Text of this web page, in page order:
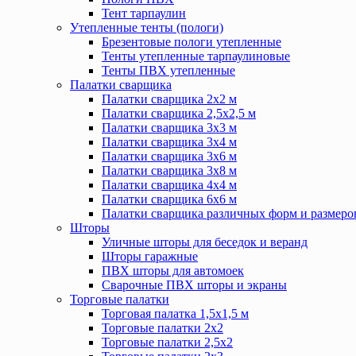
Тент тарпаулин
Утепленные тенты (пологи)
Брезентовые пологи утепленные
Тенты утепленные тарпаулиновые
Тенты ПВХ утепленные
Палатки сварщика
Палатки сварщика 2х2 м
Палатки сварщика 2,5х2,5 м
Палатки сварщика 3х3 м
Палатки сварщика 3х4 м
Палатки сварщика 3х6 м
Палатки сварщика 3х8 м
Палатки сварщика 4х4 м
Палатки сварщика 6х6 м
Палатки сварщика различных форм и
Шторы
Уличные шторы для беседок и веранд
Шторы гаражные
ПВХ шторы для автомоек
Сварочные ПВХ шторы и экраны
Торговые палатки
Торговая палатка 1,5х1,5 м
Торговые палатки 2х2
Торговые палатки 2,5х2